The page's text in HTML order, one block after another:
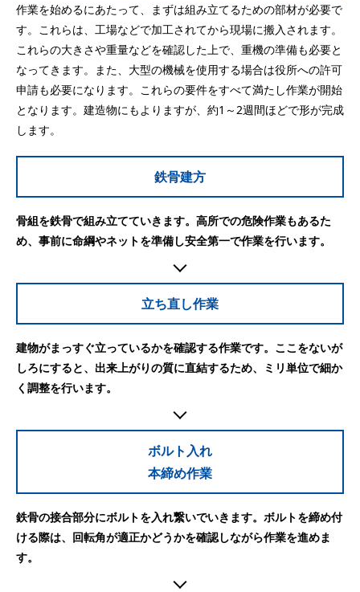
作業を始めるにあたって、まずは組み立てるための部材が必要で
す。これらは、工場などで加工されてから現場に搬入されます。
これらの大きさや重量などを確認した上で、重機の準備も必要と
なってきます。また、大型の機械を使用する場合は役所への許可
申請も必要になります。これらの要件をすべて満たし作業が開始
となります。建造物にもよりますが、約1～2週間ほどで形が完成
します。
鉄骨建方
骨組を鉄骨で組み立てていきます。高所での危険作業もあるた
め、事前に命綱やネットを準備し安全第一で作業を行います。
立ち直し作業
建物がまっすぐ立っているかを確認する作業です。ここをないが
しろにすると、出来上がりの質に直結するため、ミリ単位で細か
く調整を行います。
ボルト入れ
本締め作業
鉄骨の接合部分にボルトを入れ繋いでいきます。ボルトを締め付
ける際は、回転角が適正かどうかを確認しながら作業を進めま
す。